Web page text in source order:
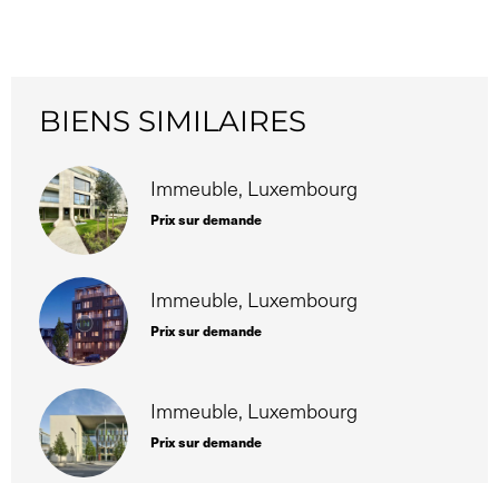
BIENS SIMILAIRES
Immeuble, Luxembourg
Prix sur demande
Immeuble, Luxembourg
Prix sur demande
Immeuble, Luxembourg
Prix sur demande